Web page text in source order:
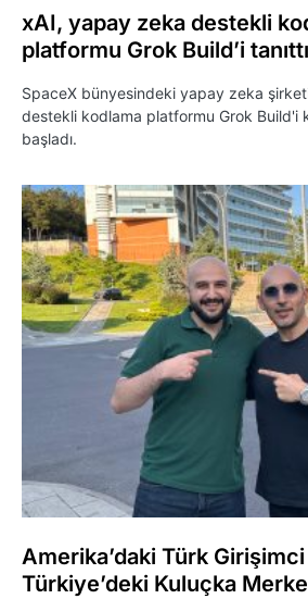
xAI, yapay zeka destekli
platformu Grok Build’i tanıttı
SpaceX bünyesindeki yapay zeka
destekli kodlama platformu Grok Build'i
başladı.
Amerika’daki Türk
Türkiye’deki Kuluçka